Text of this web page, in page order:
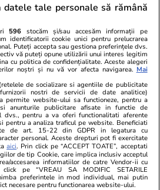
pregătit lângă
este scos la
este
un alt proiect
Fanatik.ro
Fotografia
poate
Mondiale.
poza cu el
de Messi
datele tale personale să rămână
596 stocăm și/sau accesăm informații pe
identificatorii cookie unici pentru prelucrarea
Puteți accepta sau gestiona preferințele dvs.
vă puteți opune utilizării unui interes legitim
cu politica de confidențialitate. Aceste alegeri
noștri și nu vă vor afecta navigarea. Mai
de socializare si agentiile de publicitate
nostri de servicii de date analitice)
permite website-ului sa functioneze, pentru a
anunturile publicitare afisate in functie de
dvs., pentru a va oferi functionalitati aferente
pentru a analiza traficul pe website. Beneficiati
de art. 15-22 din GDPR in legatura cu
personal. Aceste drepturi pot fi exercitate
aici. Prin click pe “ACCEPT TOATE”, acceptati
de tip Cookie, care implica inclusiv acceptul
accesarea informatiilor de catre Vendor-ii cu
pe “VREAU SA MODIFIC SETARILE
preferintele in mod individual, mai putin
necesare pentru functionarea website-ului.